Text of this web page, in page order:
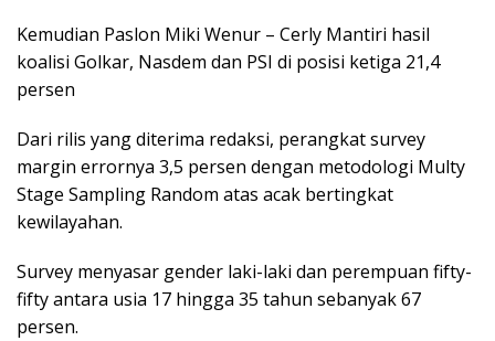
Kemudian Paslon Miki Wenur – Cerly Mantiri hasil
koalisi Golkar, Nasdem dan PSI di posisi ketiga 21,4
persen
Dari rilis yang diterima redaksi, perangkat survey
margin errornya 3,5 persen dengan metodologi Multy
Stage Sampling Random atas acak bertingkat
kewilayahan.
Survey menyasar gender laki-laki dan perempuan fifty-
fifty antara usia 17 hingga 35 tahun sebanyak 67
persen.